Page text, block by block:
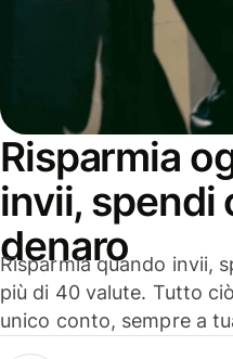
Risparmia
invii, spendi
denaro
Risparmia quando invii,
più di 40 valute. Tutto
unico conto, sempre a